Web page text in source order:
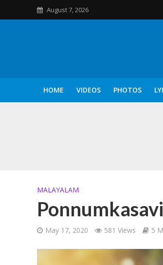
August 7, 2026
HOME VIDEOS PHOTOS
MALAYALAM
May 17, 2020 581 Views 5